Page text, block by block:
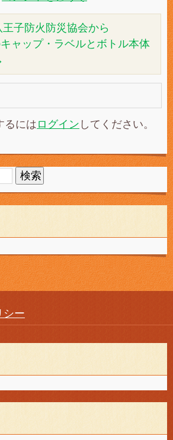
子防火防災協会から
ャップ・ラベルとボトル本体
るには ログイン してください。
シー